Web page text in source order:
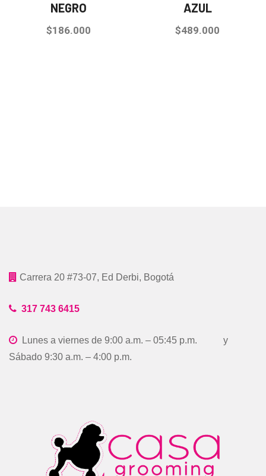
NEGRO
$186.000
AZUL
$489.000
Carrera 20 #73-07, Ed Derbi, Bogotá
317 743 6415
Lunes a viernes de 9:00 a.m. – 05:45 p.m. y
Sábado 9:30 a.m. – 4:00 p.m.